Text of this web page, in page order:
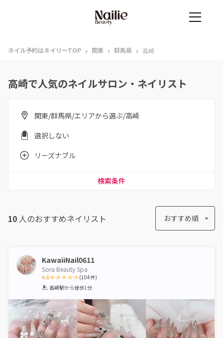
ネイル予約はネイリーTOP › 関東 › 群馬県 › 高崎
高崎で人気のネイルサロン・ネイリスト
関東/群馬県/エリアから選ぶ/高崎
選択しない
リーズナブル
検索条件
10 人のおすすめネイリスト おすすめ順
KawaiiNail0611
Sora Beauty Spa
4.6
1 2 3 4 5
(104件)
高崎駅から徒歩1分